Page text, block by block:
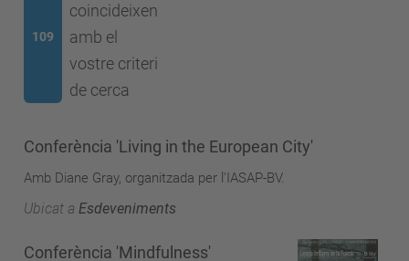
109
coincideixen
amb el
vostre criteri
de cerca
Conferència 'Living in the European City'
Amb Diane Gray, organitzada per l'IASAP-BV.
Ubicat a Esdeveniments
Conferència 'Mindfulness'